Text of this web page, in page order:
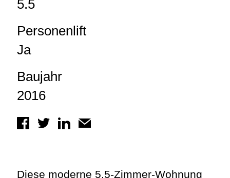
5.5
Personenlift
Ja
Baujahr
2016
Diese moderne 5.5-Zimmer-Wohnung